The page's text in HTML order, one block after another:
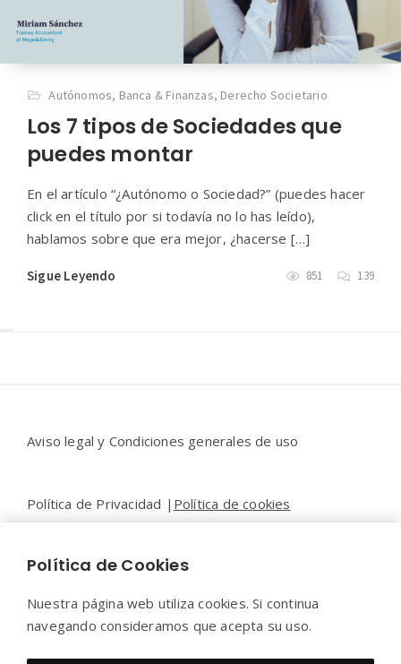
Autónomos, Banca & Finanzas, Derecho Societario
Los 7 tipos de Sociedades que
puedes montar
En el artículo “¿Autónomo o Sociedad?” (puedes hacer
click en el título por si todavía no lo has leído),
hablamos sobre que era mejor, ¿hacerse […]
Sigue Leyendo 851 139
Aviso legal y Condiciones generales de uso
Política de Privacidad | Política de cookies
Contacto |Moya&Emery
Política de Cookies
Nuestra página web utiliza cookies. Si continua
navegando consideramos que acepta su uso.